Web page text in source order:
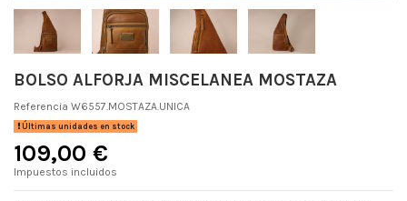
BOLSO ALFORJA MISCELANEA MOSTAZA
Referencia W6557.MOSTAZA.UNICA
Últimas unidades en stock
109,00 €
Impuestos incluidos